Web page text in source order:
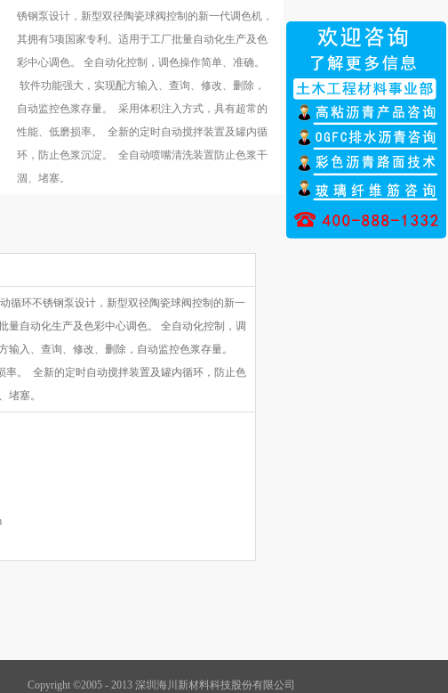
锈钢泵设计，新型双径陶瓷球阀控制的新一代调色机，
其拥有5项国家专利。适用于工厂批量自动化生产及色
彩中心调色。 全自动化控制，调色操作简单、准确。
软件功能强大，实现配方输入、查询、修改、删除，
自动监控色浆存量。 采用体积注入方式，具有超常的
性能、低磨损率。 全新的定时自动搅拌装置及罐内循
环，防止色浆沉淀。 全自动喷嘴清洗装置防止色浆干
涸、堵塞。
循环不锈钢泵设计，新型双径陶瓷球阀控制的新一
量自动化生产及色彩中心调色。 全自动化控制，调
入、查询、修改、删除，自动监控色浆存量。
率。 全新的定时自动搅拌装置及罐内循环，防止色
堵塞。
Copyright ©2005 - 2013 深圳海川新材料科技股份有限公司